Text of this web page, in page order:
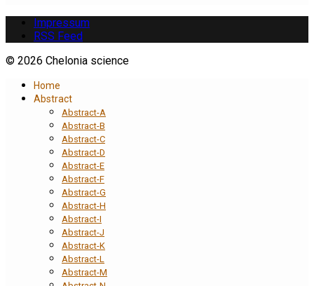
Impressum
RSS Feed
© 2026 Chelonia science
Home
Abstract
Abstract-A
Abstract-B
Abstract-C
Abstract-D
Abstract-E
Abstract-F
Abstract-G
Abstract-H
Abstract-I
Abstract-J
Abstract-K
Abstract-L
Abstract-M